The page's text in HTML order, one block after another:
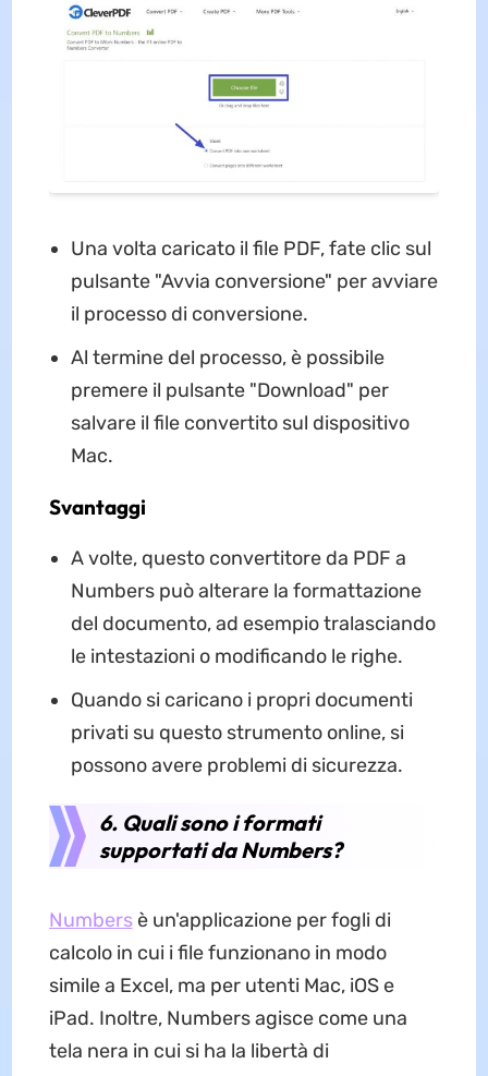
Una volta caricato il file PDF, fate clic sul
pulsante "Avvia conversione" per avviare
il processo di conversione.
Al termine del processo, è possibile
premere il pulsante "Download" per
salvare il file convertito sul dispositivo
Mac.
Svantaggi
A volte, questo convertitore da PDF a
Numbers può alterare la formattazione
del documento, ad esempio tralasciando
le intestazioni o modificando le righe.
Quando si caricano i propri documenti
privati su questo strumento online, si
possono avere problemi di sicurezza.
6. Quali sono i formati
supportati da Numbers?
Numbersè un'applicazione per fogli di
calcolo in cui i file funzionano in modo
simile a Excel, ma per utenti Mac, iOS e
iPad. Inoltre, Numbers agisce come una
tela nera in cui si ha la libertà di